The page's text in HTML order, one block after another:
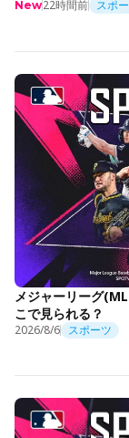
New22時間前 スポ
メジャーリーグ
こで見られる？
2026/8/6 スポーツ